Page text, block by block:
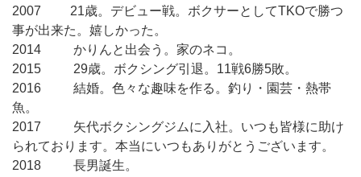
2007 21歳。デビュー戦。ボクサーとしてTKOで勝つ
事が出来た。嬉しかった。
2014 かりんと出会う。家のネコ。
2015 29歳。ボクシング引退。11戦6勝5敗。
2016 結婚。色々な趣味を作る。釣り・園芸・熱帯
魚。
2017 矢代ボクシングジムに入社。いつも皆様に助け
られております。本当にいつもありがとうございます。
2018 長男誕生。